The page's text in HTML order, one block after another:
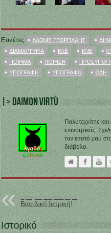
Ετικέτες ΆΔΩΝΙΣ ΓΕΩΡΓΙΆΔΗΣ
ΔΙΑΜΑΡΤΥΡΊΑ
ΚΚΕ ΚΝΕ
ΠΟΊΗΜΑ
ΠΟΊΗΣΗ
ΥΠΟΓΡΑΦΉ
ΥΠΟΓΡΆΦΩ ΩΔΉ
|> Daimon Virtù
Πολυτεχνίτης
επινοητικός.
τον εαυτό μου
διάβολο.
Προηγούμενη Ανάρτηση
Βασιλική Ιατρική!
Ιστορικό